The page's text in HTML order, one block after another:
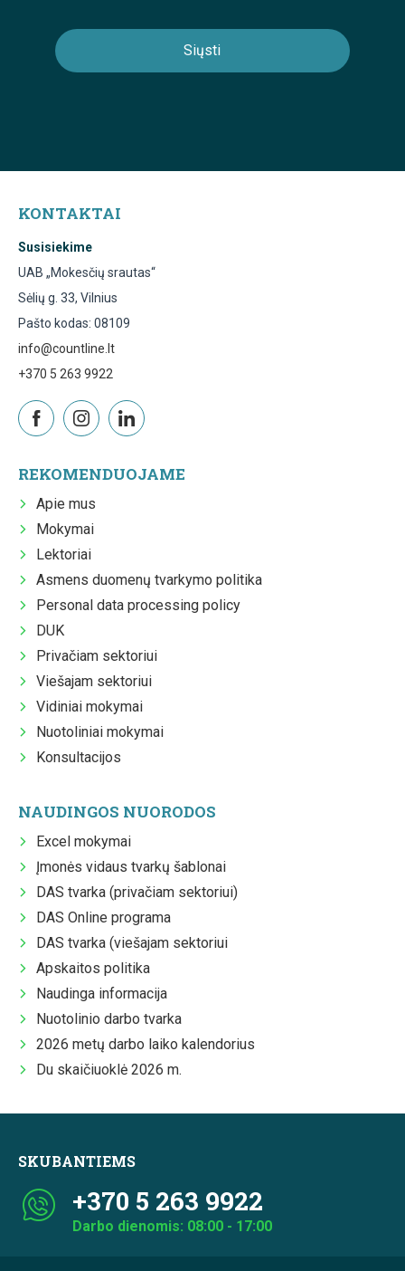
KONTAKTAI
Susisiekime
UAB „Mokesčių srautas“
Sėlių g. 33, Vilnius
Pašto kodas: 08109
info@countline.lt
+370 5 263 9922
REKOMENDUOJAME
Apie mus
Mokymai
Lektoriai
Asmens duomenų tvarkymo politika
Personal data processing policy
DUK
Privačiam sektoriui
Viešajam sektoriui
Vidiniai mokymai
Nuotoliniai mokymai
Konsultacijos
NAUDINGOS NUORODOS
Excel mokymai
Įmonės vidaus tvarkų šablonai
DAS tvarka (privačiam sektoriui)
DAS Online programa
DAS tvarka (viešajam sektoriui
Apskaitos politika
Naudinga informacija
Nuotolinio darbo tvarka
2026 metų darbo laiko kalendorius
Du skaičiuoklė 2026 m.
SKUBANTIEMS
+370 5 263 9922
Darbo dienomis: 08:00 - 17:00